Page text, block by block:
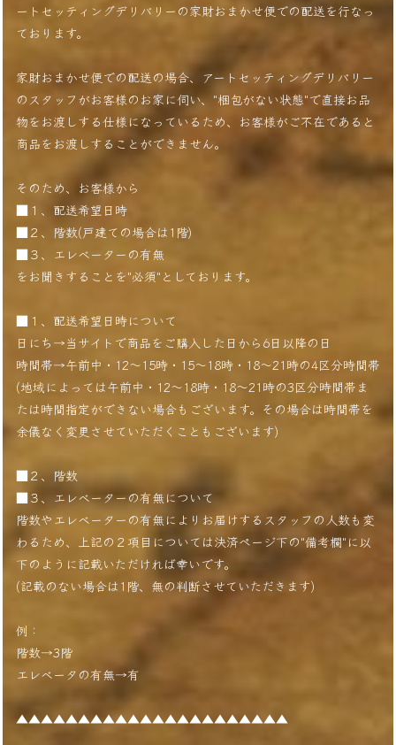
ートセッティングデリバリーの家財おまかせ便での配送を行なっ
ております。
家財おまかせ便での配送の場合、アートセッティングデリバリー
のスタッフがお客様のお家に伺い、"梱包がない状態"で直接お品
物をお渡しする仕様になっているため、お客様がご不在であると
商品をお渡しすることができません。
そのため、お客様から
■１、配送希望日時
■２、階数(戸建ての場合は1階)
■３、エレベーターの有無
をお聞きすることを"必須"としております。
■１、配送希望日時について
日にち→当サイトで商品をご購入した日から6日以降の日
時間帯→午前中・12〜15時・15〜18時・18〜21時の4区分時間帯
(地域によっては午前中・12〜18時・18〜21時の3区分時間帯ま
たは時間指定ができない場合もございます。その場合は時間帯を
余儀なく変更させていただくこともございます)
■２、階数
■３、エレベーターの有無について
階数やエレベーターの有無によりお届けするスタッフの人数も変
わるため、上記の２項目については決済ページ下の"備考欄"に以
下のように記載いただければ幸いです。
(記載のない場合は1階、無の判断させていただきます)
例：
階数→3階
エレベータの有無→有
▲▲▲▲▲▲▲▲▲▲▲▲▲▲▲▲▲▲▲▲▲▲